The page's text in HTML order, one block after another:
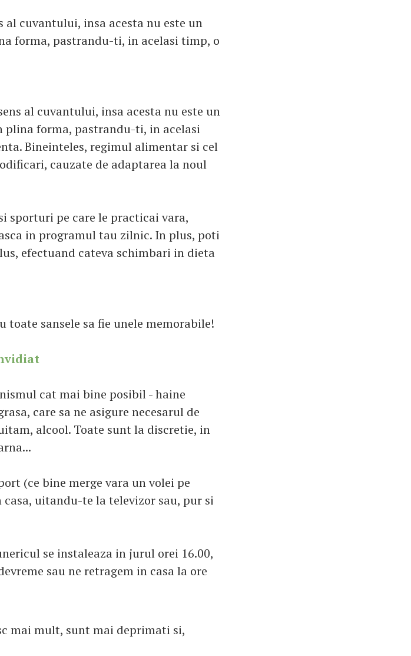
cuvantului, insa acesta nu este un
forma, pastrandu-ti, in acelasi timp, o
al cuvantului, insa acesta nu este un
forma, pastrandu-ti, in acelasi
Bineinteles, regimul alimentar si cel
cauzate de adaptarea la noul
sporturi pe care le practicai vara,
in programul tau zilnic. In plus, poti
efectuand cateva schimbari in dieta
toate sansele sa fie unele memorabile!
cat mai bine posibil - haine
care sa ne asigure necesarul de
alcool. Toate sunt la discretie, in
(ce bine merge vara un volei pe
uitandu-te la televizor sau, pur si
se instaleaza in jurul orei 16.00,
sau ne retragem in casa la ore
mai mult, sunt mai deprimati si,